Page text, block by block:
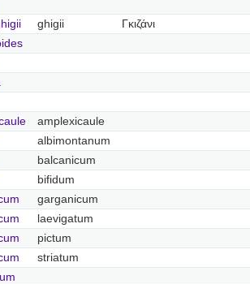
ghigii
Γκιζάνι
amplexicaule
albimontanum
balcanicum
bifidum
garganicum
laevigatum
pictum
striatum